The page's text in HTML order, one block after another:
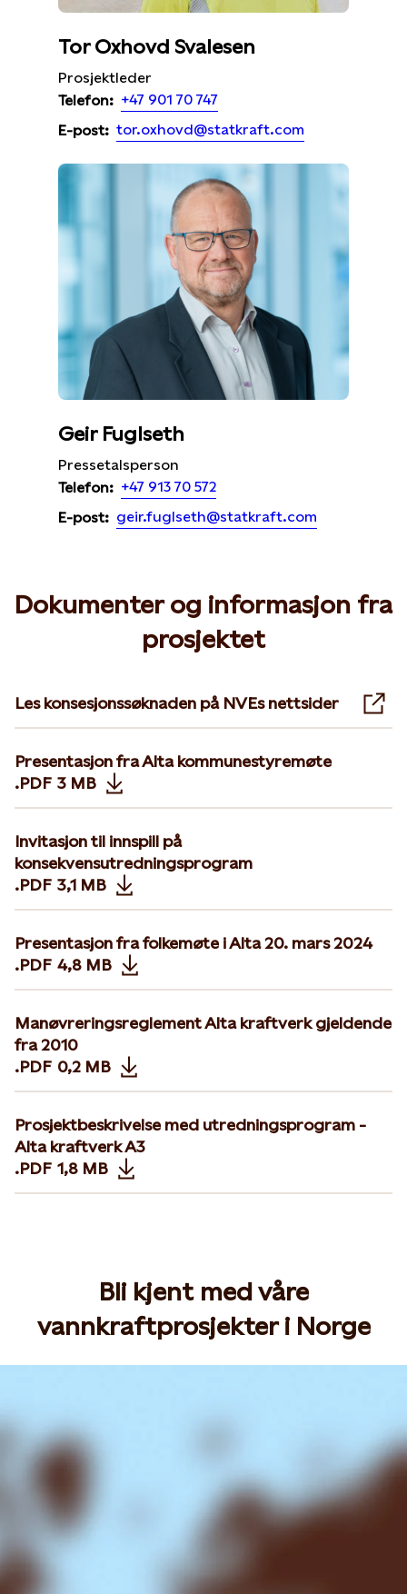
Tor Oxhovd Svalesen
Prosjektleder
Telefon: +47 901 70 747
E-post: tor.oxhovd@statkraft.com
Geir Fuglseth
Pressetalsperson
Telefon: +47 913 70 572
E-post: geir.fuglseth@statkraft.com
Dokumenter og informasjon fra
prosjektet
Les konsesjonssøknaden på NVEs nettsider
Presentasjon fra Alta kommunestyremøte
.PDF 3 MB
Opens in new tab or window
Invitasjon til innspill på
konsekvensutredningsprogram
.PDF 3,1 MB
Opens in new tab or window
Presentasjon fra folkemøte i Alta 20. mars 2024
.PDF 4,8 MB
Opens in new tab or window
Manøvreringsreglement Alta kraftverk gjeldende
fra 2010
.PDF 0,2 MB
Opens in new tab or window
Prosjektbeskrivelse med utredningsprogram -
Alta kraftverk A3
.PDF 1,8 MB
Opens in new tab or window
Bli kjent med våre
vannkraftprosjekter i Norge